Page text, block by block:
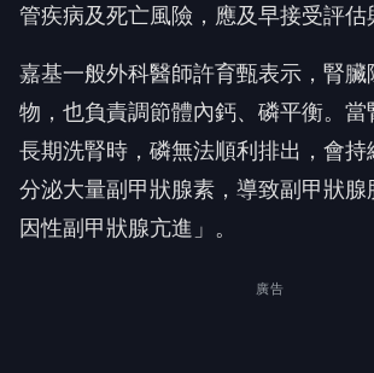
管疾病及死亡風險，應及早接受評估
嘉基一般外科醫師許育甄表示，腎臟
物，也負責調節體內鈣、磷平衡。
長期洗腎時，磷無法順利排出，會持
分泌大量副甲狀腺素，導致副甲狀腺
因性副甲狀腺亢進」。
廣告